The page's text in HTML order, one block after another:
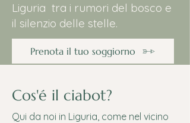
Liguria tra i rumori del bosco e
il silenzio delle stelle.
Prenota il tuo soggiorno
Cos'é il ciabot?
Qui da noi in Liguria, come nel vicino